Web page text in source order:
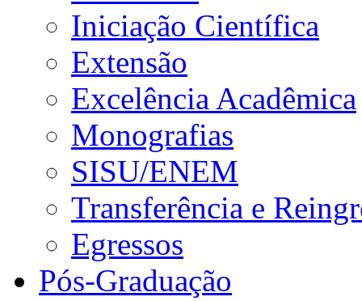
Iniciação Científica
Extensão
Excelência Acadêmica
Monografias
SISU/ENEM
Transferência e
Egressos
Pós-Graduação